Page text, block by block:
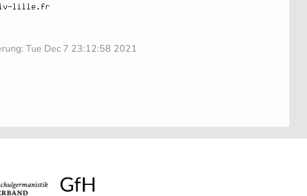
Tue Dec 7 23:12:58 2021